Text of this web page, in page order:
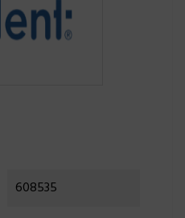
608535